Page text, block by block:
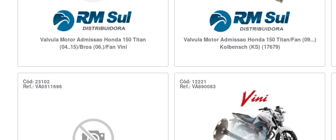
Valvula Motor Admissao Honda 150 Titan
(04..15)/Bros (06.)/Fan Vini
Valvula Motor Admissao Honda 150 Titan/Fan (09...)
Kolbensch (KS) (17679)
Cód: 23102
Ref.: VA0511696
Cód: 12221
Ref.: VA890083